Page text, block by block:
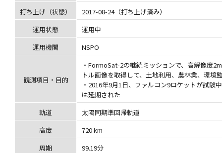
打ち上げ（状態）
2017-08-24（打ち上げ済み）
運用状態
運用中
運用機関
NSPO
観測項目・目的
・FormoSat-2の継続ミッションで、高解像度
トル画像を取得して、土地利用、農林業、環境
・2016年9月1日、ファルコン9ロケットが試験
は延期された
軌道
太陽同期準回帰軌道
高度
720 km
周期
99.19分